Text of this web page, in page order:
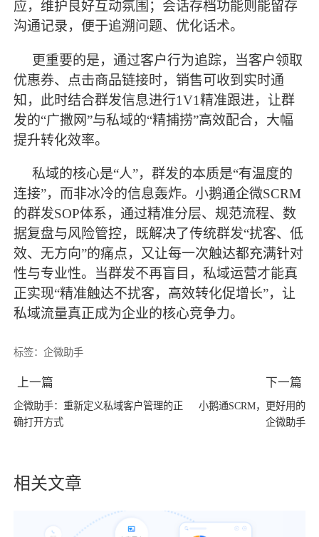
应，维护良好互动氛围；会话存档功能则能留存
沟通记录，便于追溯问题、优化话术。
更重要的是，通过客户行为追踪，当客户领取
优惠券、点击商品链接时，销售可收到实时通
知，此时结合群发信息进行1V1精准跟进，让群
发的“广撒网”与私域的“精捕捞”高效配合，大幅
提升转化效率。
私域的核心是“人”，群发的本质是“有温度的
连接”，而非冰冷的信息轰炸。小鹅通企微SCRM
的群发SOP体系，通过精准分层、规范流程、数
据复盘与风险管控，既解决了传统群发“扰客、低
效、无方向”的痛点，又让每一次触达都充满针对
性与专业性。当群发不再盲目，私域运营才能真
正实现“精准触达不扰客，高效转化促增长”，让
私域流量真正成为企业的核心竞争力。
标签：企微助手
上一篇
企微助手：重新定义私域客户管理的正
确打开方式
下一篇
小鹅通SCRM，更好用的
企微助手
相关文章